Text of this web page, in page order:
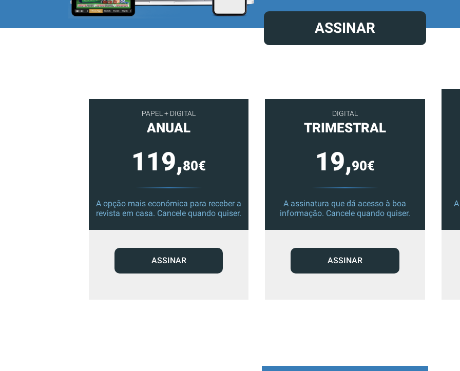
ASSINAR
PAPEL + DIGITAL
ANUAL
119,80€
A opção mais económica para receber a
revista em casa. Cancele quando quiser.
ASSINAR
DIGITAL
TRIMESTRAL
19,90€
A assinatura que dá acesso à boa
informação. Cancele quando quiser.
ASSINAR